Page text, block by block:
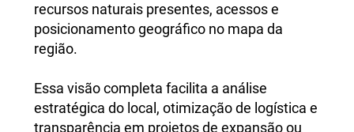
recursos naturais presentes, acessos e
posicionamento geográfico no mapa da
região.
Essa visão completa facilita a análise
estratégica do local, otimização de logística e
transparência em projetos de expansão ou